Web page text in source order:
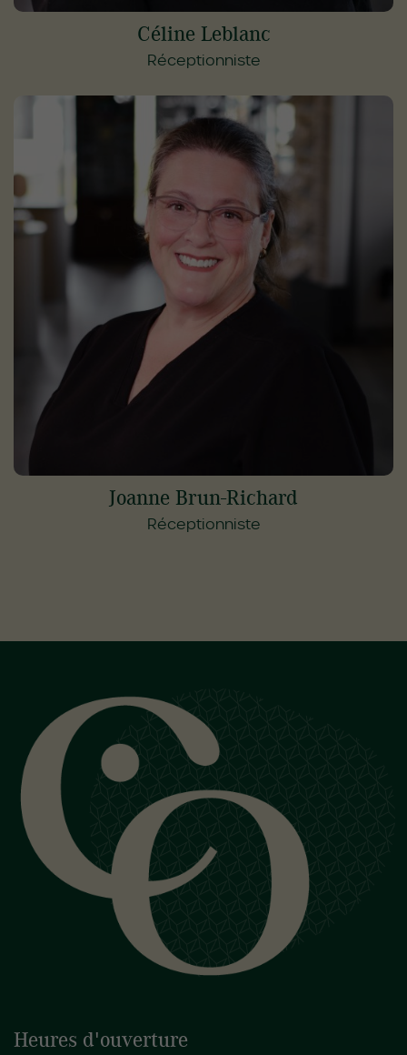
Céline Leblanc
Réceptionniste
Joanne Brun-Richard
Réceptionniste
Heures d'ouverture